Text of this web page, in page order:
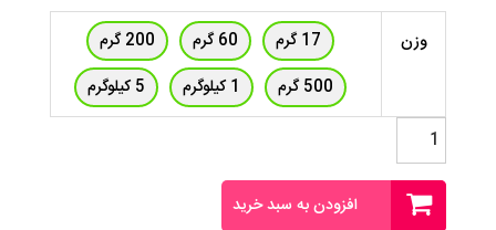
وزن 17 گرم 60 گرم
200 گرم
500 گرم
1 کیلوگرم
5 کیلوگرم
اسانس
هربال
فرش
فرانسوی
عدد
افزودن به سبد خرید